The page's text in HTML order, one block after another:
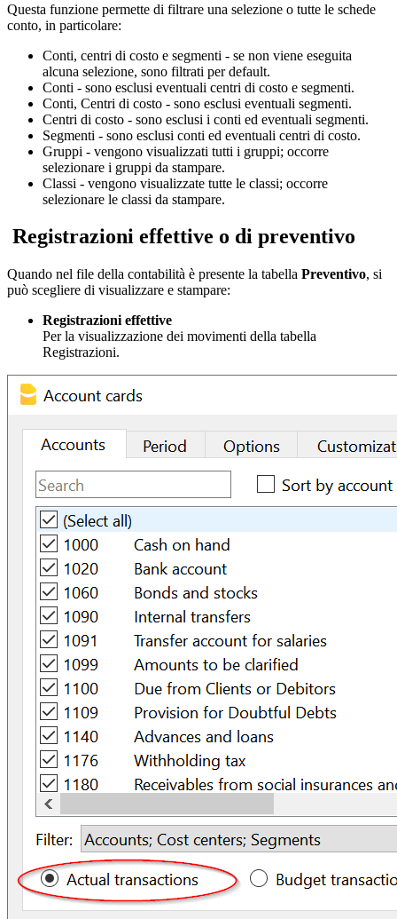
Questa funzione permette di filtrare una selezione o tutte le schede
conto, in particolare:
Conti, centri di costo e segmenti - se non viene eseguita
alcuna selezione, sono filtrati per default.
Conti - sono esclusi eventuali centri di costo e segmenti.
Conti, Centri di costo - sono esclusi eventuali segmenti.
Centri di costo - sono esclusi i conti ed eventuali segmenti.
Segmenti - sono esclusi conti ed eventuali centri di costo.
Gruppi - vengono visualizzati tutti i gruppi; occorre
selezionare i gruppi da stampare.
Classi - vengono visualizzate tutte le classi; occorre
selezionare le classi da stampare.
Registrazioni effettive o di preventivo
Quando nel file della contabilità è presente la tabella Preventivo, si
può scegliere di visualizzare e stampare:
Registrazioni effettive
Per la visualizzazione dei movimenti della tabella
Registrazioni.